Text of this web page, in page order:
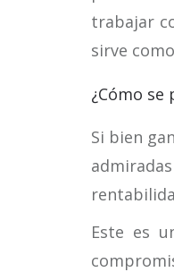
trabajar
sirve
¿Cómo
Si bien
Este es